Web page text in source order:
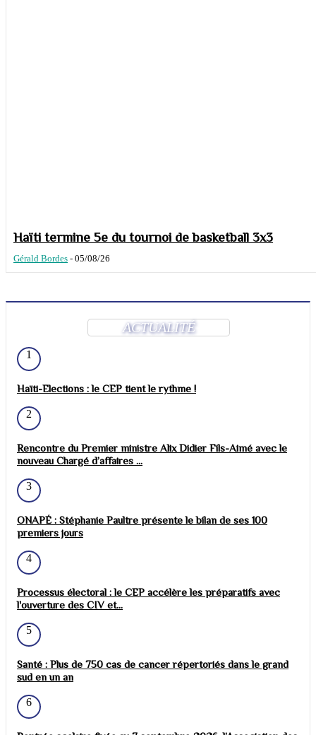
Haïti termine 5e du tournoi de basketball 3x3
Gérald Bordes - 05/08/26
ACTUALITÉ
1
Haïti-Elections : le CEP tient le rythme !
2
Rencontre du Premier ministre Alix Didier Fils-Aimé avec le
nouveau Chargé d’affaires ...
3
ONAPÉ : Stéphanie Paultre présente le bilan de ses 100
premiers jours
4
Processus électoral : le CEP accélère les préparatifs avec
l'ouverture des CIV et...
5
Santé : Plus de 750 cas de cancer répertoriés dans le grand
sud en un an
6